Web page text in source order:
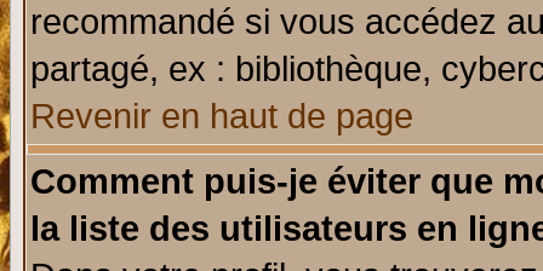
recommandé si vous accédez
partagé, ex : bibliothèque,
Revenir en haut de page
Comment puis-je éviter que
la liste des utilisateurs en